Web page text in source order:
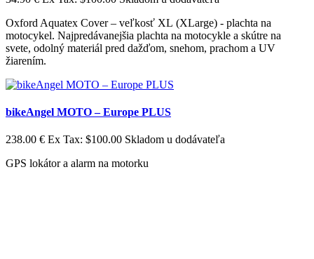
Oxford Aquatex Cover – veľkosť XL (XLarge) - plachta na
motocykel. Najpredávanejšia plachta na motocykle a skútre na
svete, odolný materiál pred dažďom, snehom, prachom a UV
žiarením.
bikeAngel MOTO – Europe PLUS
238.00 € Ex Tax: $100.00 Skladom u dodávateľa
GPS lokátor a alarm na motorku